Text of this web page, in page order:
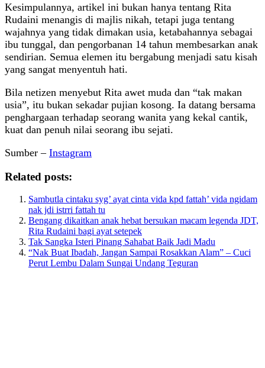
Kesimpulannya, artikel ini bukan hanya tentang Rita
Rudaini menangis di majlis nikah, tetapi juga tentang
wajahnya yang tidak dimakan usia, ketabahannya sebagai
ibu tunggal, dan pengorbanan 14 tahun membesarkan anak
sendirian. Semua elemen itu bergabung menjadi satu kisah
yang sangat menyentuh hati.
Bila netizen menyebut Rita awet muda dan “tak makan
usia”, itu bukan sekadar pujian kosong. Ia datang bersama
penghargaan terhadap seorang wanita yang kekal cantik,
kuat dan penuh nilai seorang ibu sejati.
Sumber – Instagram
Related posts:
Sambutla cintaku syg’ ayat cinta vida kpd fattah’ vida ngidam
nak jdi istrri fattah tu
Bengang dikaitkan anak hebat bersukan macam legenda JDT,
Rita Rudaini bagi ayat setepek
Tak Sangka Isteri Pinang Sahabat Baik Jadi Madu
“Nak Buat Ibadah, Jangan Sampai Rosakkan Alam” – Cuci
Perut Lembu Dalam Sungai Undang Teguran